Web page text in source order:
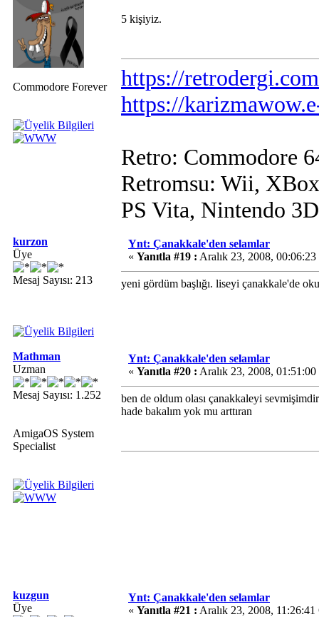
Commodore Forever
5 kişiyiz.
https://retrodergi.com
https://
Retro: Commodore
Retromsu: Wii,
PS Vita, Nintendo
kurzon
Üye
Mesaj Sayısı: 213
Ynt: Çanakkale'den selamlar
« Yanıtla #19 : Aralık 23, 2008,
yeni gördüm başlığı. liseyi çanakkale'de
Mathman
Uzman
Mesaj Sayısı: 1.252
AmigaOS System
Specialist
Ynt: Çanakkale'den selamlar
« Yanıtla #20 : Aralık 23, 2008,
ben de oldum olası çanakkaleyi
hade bakalım yok mu arttıran
kuzgun
Üye
Ynt: Çanakkale'den selamlar
« Yanıtla #21 : Aralık 23, 2008,